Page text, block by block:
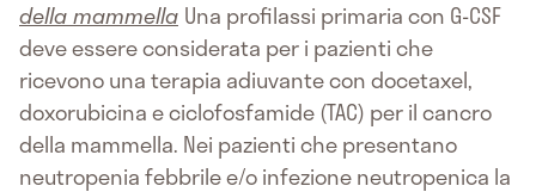
della mammella Una profilassi primaria con G-CSF
deve essere considerata per i pazienti che
ricevono una terapia adiuvante con docetaxel,
doxorubicina e ciclofosfamide (TAC) per il cancro
della mammella. Nei pazienti che presentano
neutropenia febbrile e/o infezione neutropenica la